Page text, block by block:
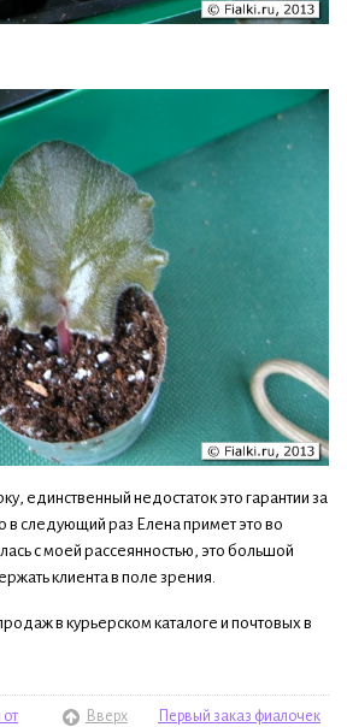
единственный недостаток это гарантии за
следующий раз Елена примет это во
с моей рассеянностью, это большой
клиента в поле зрения.
в курьерском каталоге и почтовых в
Вверх
Первый заказ фиалочек